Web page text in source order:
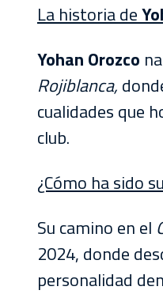
La historia de
Yohan Orozco
Rojiblanca,
cualidades que
club.
¿Cómo ha sido
Su camino en el
2024, donde
personalidad